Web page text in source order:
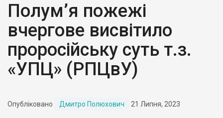
Полум’я пожежі
вчергове висвітило
проросійську суть т.з.
«УПЦ» (РПЦвУ)
Опубліковано Дмитро Полюхович 21 Липня, 2023